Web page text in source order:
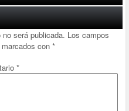
será publicada. Los campos
marcados con*
*